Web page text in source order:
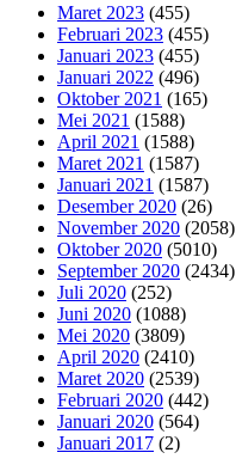
Maret 2023 (455)
Februari 2023 (455)
Januari 2023 (455)
Januari 2022 (496)
Oktober 2021 (165)
Mei 2021 (1588)
April 2021 (1588)
Maret 2021 (1587)
Januari 2021 (1587)
Desember 2020 (26)
November 2020 (2058)
Oktober 2020 (5010)
September 2020 (2434)
Juli 2020 (252)
Juni 2020 (1088)
Mei 2020 (3809)
April 2020 (2410)
Maret 2020 (2539)
Februari 2020 (442)
Januari 2020 (564)
Januari 2017 (2)